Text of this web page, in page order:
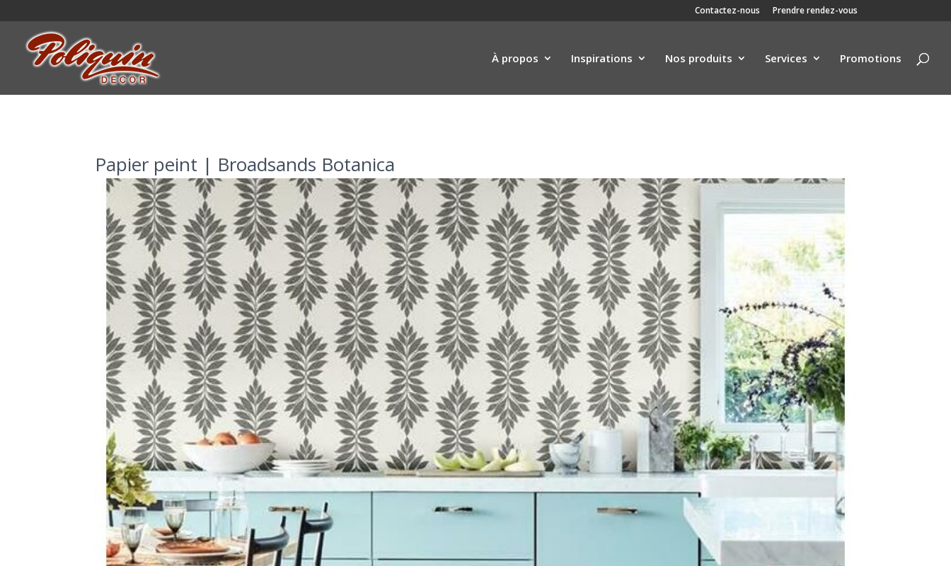
Contactez-nous Prendre rendez-vous
À propos Inspirations Nos produits Services Promotions
Papier peint | Broadsands Botanica